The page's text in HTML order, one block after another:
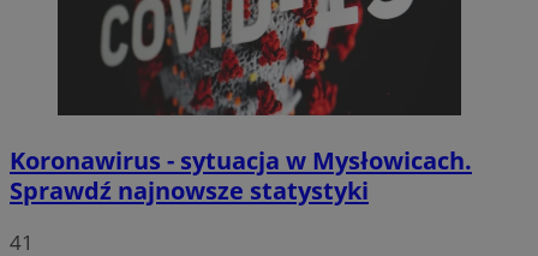
Koronawirus - sytuacja w Mysłowicach.
Sprawdź najnowsze statystyki
41